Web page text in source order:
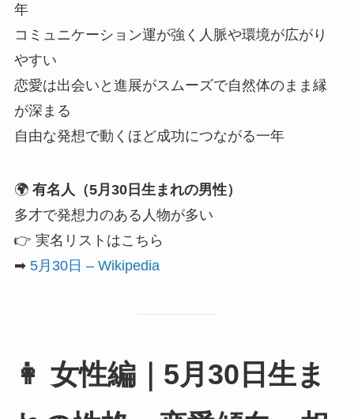
年
コミュニケーション運が強く人脈や環境が広がり
やすい
恋愛は出会いと進展がスムーズで自然体のまま縁
が深まる
自由な発想で動くほど成功につながる一年
🌍 有名人（5月30日生まれの男性）
多才で発想力のある人物が多い
👉 実名リストはこちら
➡ 5月30日 – Wikipedia
👩 女性編｜5月30日生ま